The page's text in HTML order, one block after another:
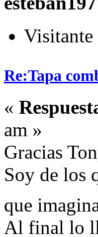
Visitante
Re:Tapa
«
am »
Gracias
Soy de los
que
Al final lo